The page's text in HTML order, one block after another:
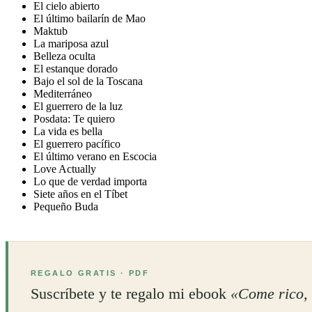
El cielo abierto
El último bailarín de Mao
Maktub
La mariposa azul
Belleza oculta
El estanque dorado
Bajo el sol de la Toscana
Mediterráneo
El guerrero de la luz
Posdata: Te quiero
La vida es bella
El guerrero pacífico
El último verano en Escocia
Love Actually
Lo que de verdad importa
Siete años en el Tíbet
Pequeño Buda
REGALO GRATIS · PDF
Suscríbete y te regalo mi ebook «Come rico,